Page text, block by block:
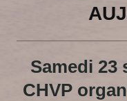
Samedi 23
CHVP